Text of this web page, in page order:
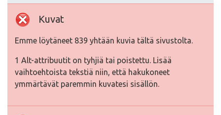
Kuvat
Emme löytäneet 839 yhtään kuvia tältä sivustolta.
1 Alt-attribuutit on tyhjiä tai poistettu. Lisää
vaihtoehtoista tekstiä niin, että hakukoneet
ymmärtävät paremmin kuvatesi sisällön.